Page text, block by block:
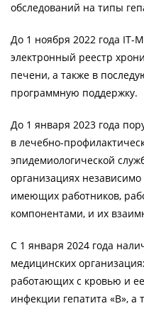
обследований на типы
До 1 ноября 2022 года IT-
электронный реестр
печени, а также в
программную поддержку.
До 1 января 2023 года
в лечебно-
эпидемиологической
организациях
имеющих работников,
компонентами, и их
С 1 января 2024 года
медицинских
работающих с кровью и
инфекции гепатита «В», а